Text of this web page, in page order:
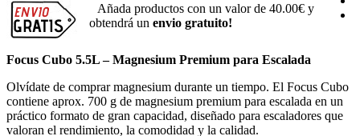
Añada productos con un valor de 40.00€ y
obtendrá un envio gratuito!
Focus Cubo 5.5L – Magnesium Premium para Escalada
Olvídate de comprar magnesium durante un tiempo. El Focus Cubo
contiene aprox. 700 g de magnesium premium para escalada en un
práctico formato de gran capacidad, diseñado para escaladores que
valoran el rendimiento, la comodidad y la calidad.